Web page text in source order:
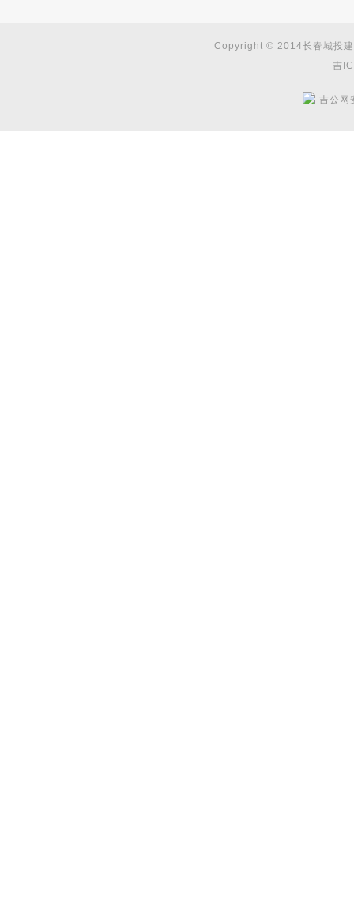
Copyright © 2014长春城投
吉
吉公